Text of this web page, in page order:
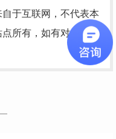
于互联网，不代表本
所有，如有对您造成